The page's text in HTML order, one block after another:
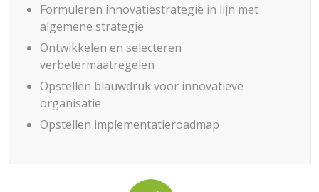
Formuleren innovatiestrategie in lijn met
algemene strategie
Ontwikkelen en selecteren
verbetermaatregelen
Opstellen blauwdruk voor innovatieve
organisatie
Opstellen implementatieroadmap